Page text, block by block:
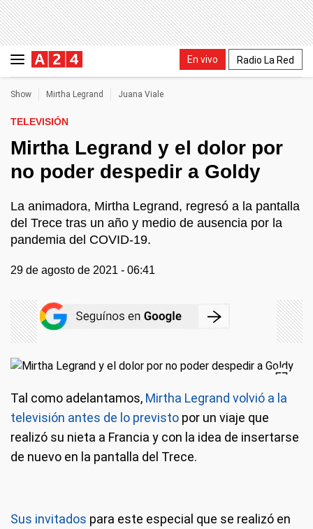
En vivo Radio La Red
Show Mirtha Legrand Juana Viale
TELEVISIÓN
Mirtha Legrand y el dolor por
no poder despedir a Goldy
La animadora, Mirtha Legrand, regresó a la pantalla
del Trece tras un año y medio de ausencia por la
pandemia del COVID-19.
29 de agosto de 2021 - 06:41
Tal como adelantamos, Mirtha Legrand volvió a la
televisión antes de lo previsto por un viaje que
realizó su nieta a Francia y con la idea de insertarse
de nuevo en la pantalla del Trece.
Sus invitados para este especial que se realizó en